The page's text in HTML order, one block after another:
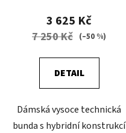
3 625 Kč
7 250 Kč (–50 %)
DETAIL
Dámská vysoce technická
bunda s hybridní konstrukcí